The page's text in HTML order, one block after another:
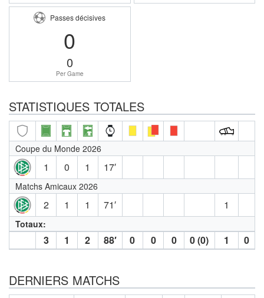
Passes décisives
0
0
Per Game
STATISTIQUES TOTALES
Coupe du Monde 2026
1 0 1 17′
Matchs Amicaux 2026
2 1 1 71′ 1
Totaux:
3 1 2 88′ 0 0 0 0 (0) 1 0
DERNIERS MATCHS